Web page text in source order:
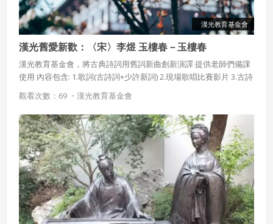
漢光教育基金會
漢光舊愛新歡：〈宋〉李煜 玉樓春－玉樓春
漢光教育基金會，將古典詩詞用舊詞新曲創新演譯 提供老師們備課
使用 內容包含: 1.歌詞(古詩詞+少許新詞) 2.現場歌唱比賽影片 3.古詩
吟唱影片(部分演示) 4.阿卡貝拉演唱影片(部分演示) 5.詩詞賞析 6.鋼
琴/吉他譜 7.合唱譜(部分演示)。 唐朝（618年-907年）是中國歷史上
繼秦漢二朝之後的另一個盛世。共歷289年，22位皇帝。由唐高祖李
淵所建立，與隋朝合稱隋唐。唐室出身關隴集團，先祖李虎在南北
朝的西魏是八柱國之一，封為唐國公。其後代李淵為隋朝晉陽（在
今山西太原西南）留守，在隋末民變時出兵入關中以爭奪天下，於
618年受隋恭帝楊侑禪位建國唐朝，在唐朝統一戰爭中統一了天下。
唐朝的首都為長安（今陝西西安）。並設東都洛陽、北都晉陽等陪
都。其文學發展達到高峰，以詩最有興盛。當時有詩仙李白、詩聖
杜甫等等。且有推行古文運動的韓愈。其史書與傳奇（小說的前
身）也十分發達。由於吸收了西域特徵與宗教色彩，唐朝藝術與前
觀看次數：69 ・ 漢光教育基金會
使用 Facebook 帳號登入
使用 Google 帳號登入
使用 Facebook 帳號註冊
使用 Google 帳號註冊
緣會員有意願吉寶知識系統（本系統），經註冊本
系統表示您同意會員合約：
一、定義條款